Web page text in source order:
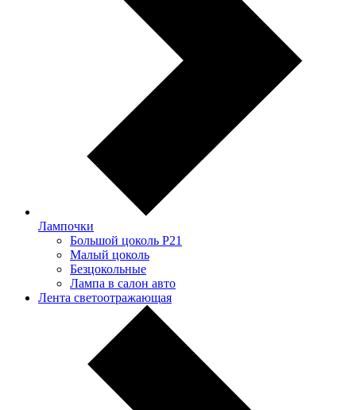
Лампочки
Большой цоколь P21
Малый цоколь
Безцокольные
Лампа в салон авто
Лента светоотражающая